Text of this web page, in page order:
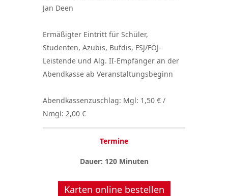
Jan Deen
Ermäßigter Eintritt für Schüler,
Studenten, Azubis, Bufdis, FSJ/FÖJ-
Leistende und Alg. II-Empfänger an der
Abendkasse ab Veranstaltungsbeginn
Abendkassenzuschlag: Mgl: 1,50 € /
Nmgl: 2,00 €
Termine
Dauer: 120 Minuten
Karten online bestellen